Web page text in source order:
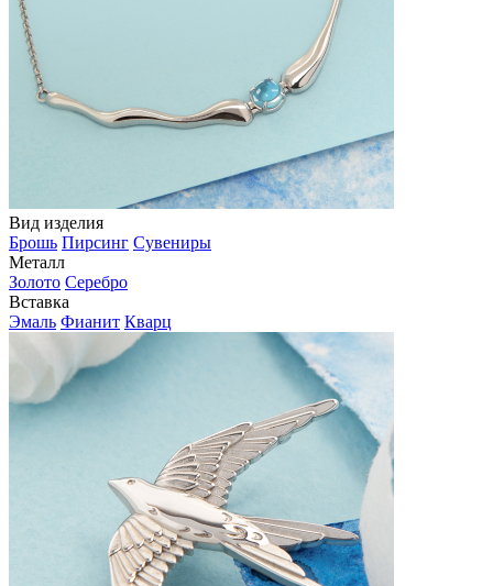
Вид изделия
Брошь Пирсинг Сувениры
Металл
Золото Серебро
Вставка
Эмаль Фианит Кварц